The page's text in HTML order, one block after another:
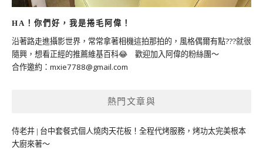
HA！你們好，我是捲毛阿偉！
沿著路走進攝影世界，常常拿著相機這拍那拍的，風格偶爾有點???就很
隨興，想看正經的推薦維基百科😂 歡迎加入阿偉的粉絲團～
合作邀約： mxie7788@gmail.com
熱門文章與
侍老井 | 台中套餐式個人燒肉天花板！全程代烤服務，烤功太完美根本
大廚來著～